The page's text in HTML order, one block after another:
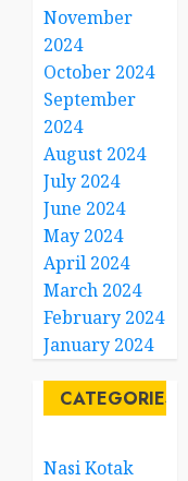
November
2024
October 2024
September
2024
August 2024
July 2024
June 2024
May 2024
April 2024
March 2024
February 2024
January 2024
CATEGORIES
Nasi Kotak